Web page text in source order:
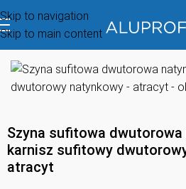
Skip to navigation
Skip to main content
Szyna sufitowa dwutorowa
karnisz sufitowy
atracyt